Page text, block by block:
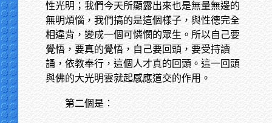
性光明；我們今天所顯露出來也是無量無邊的
無明煩惱，我們搞的是這個樣子，與性德完全
相違背，變成一個可憐憫的眾生。所以自己要
覺悟，要真的覺悟，自己要回頭，要受持讀
誦，依教奉行，這個人才真的回頭。這一回頭
與佛的大光明雲就起感應道交的作用。
第二個是：